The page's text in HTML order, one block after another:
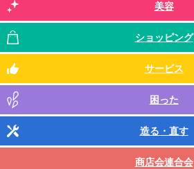
美容
ショッピング
サービス
困った
造る・直す
商店会連合会